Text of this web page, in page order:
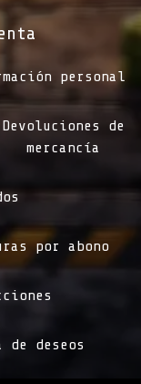
personal
Devoluciones de
mercancía
por abono
de deseos